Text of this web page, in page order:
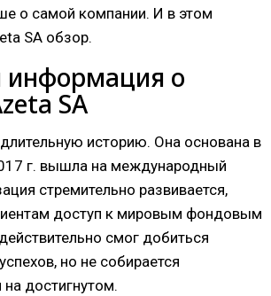
о самой компании. И в этом
SA обзор.
информация о
SA
историю. Она основана в
г. вышла на международный
стремительно развивается,
доступ к мировым фондовым
смог добиться
но не собирается
на достигнутом.